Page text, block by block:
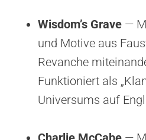
Wisdom’s Grave —
und Motive aus
Revanche
Funktioniert als
Universums auf